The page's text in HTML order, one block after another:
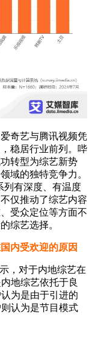
奇艺与腾讯视频凭
稳居行业前列。哔
转型为综艺新势
域的独特竞争力。
列有深度、有温度
仅推动了综艺内容
受众定位等方面不
综艺选择。
内受欢迎的原因
，对于内地综艺在
地综艺依托于良
为是由于引进的
认为是节目模式